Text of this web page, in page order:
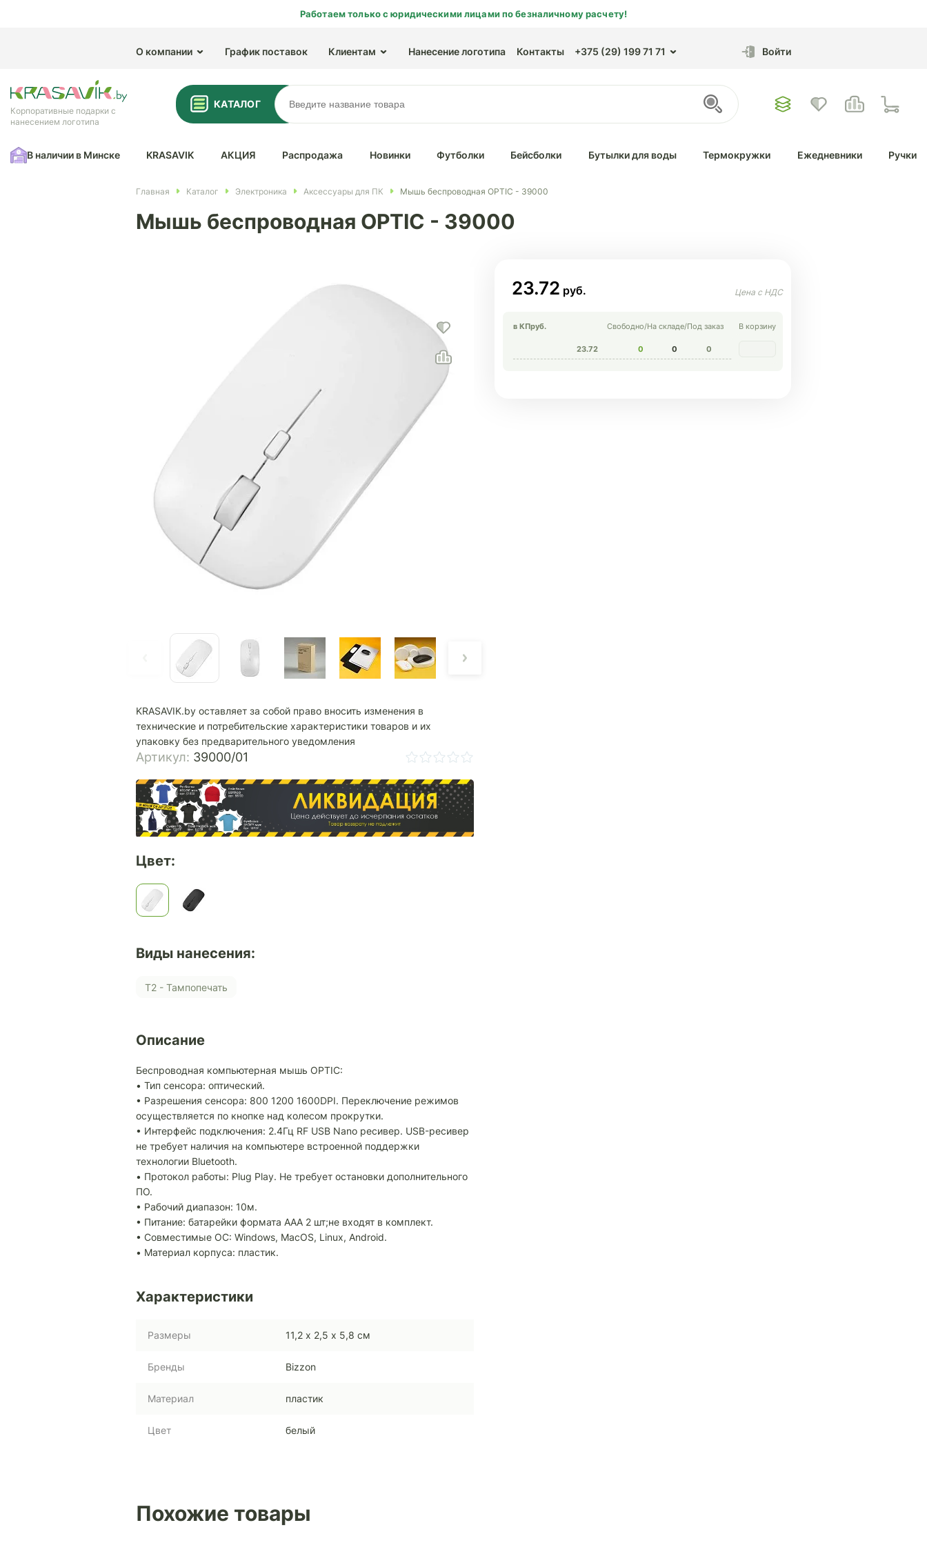
Работаем только с юридическими лицами по безналичному расчету!
О компании График поставок Клиентам Нанесение логотипа Контакты +375 (29) 199 71 71 Войти
Корпоративные подарки с
нанесением логотипа
КАТАЛОГ
В наличии в Минске KRASAVIK АКЦИЯ Распродажа Новинки Футболки Бейсболки Бутылки для воды Термокружки Ежедневники Ручки
Главная Каталог Электроника Аксессуары для ПК Мышь беспроводная OPTIC - 39000
Мышь беспроводная OPTIC - 39000
KRASAVIK.by оставляет за собой право вносить изменения в
технические и потребительские характеристики товаров и их
упаковку без предварительного уведомления
Артикул: 39000/01
Цвет:
Виды нанесения:
Т2 - Тампопечать
Описание
Беспроводная компьютерная мышь OPTIC:
• Тип сенсора: оптический.
• Разрешения сенсора: 800 1200 1600DPI. Переключение режимов
осуществляется по кнопке над колесом прокрутки.
• Интерфейс подключения: 2.4Гц RF USB Nano ресивер. USB-ресивер
не требует наличия на компьютере встроенной поддержки
технологии Bluetooth.
• Протокол работы: Plug Play. Не требует остановки дополнительного
ПО.
• Рабочий диапазон: 10м.
• Питание: батарейки формата AAA 2 шт;не входят в комплект.
• Совместимые ОС: Windows, MacOS, Linux, Android.
• Материал корпуса: пластик.
Характеристики
Размеры 11,2 х 2,5 х 5,8 см
Бренды Bizzon
Материал пластик
Цвет белый
23.72
в КПруб. Свободно/На складе/Под заказ В корзину
23.72 0 0 0
Похожие товары